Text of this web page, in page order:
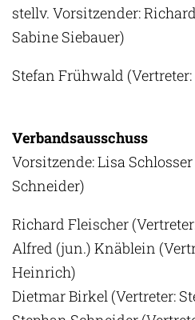
stellv. Vorsitzender:
Sabine Siebauer)
Stefan Frühwald
Verbandsausschuss
Vorsitzende: Lisa
Schneider)
Richard Fleischer
Alfred (jun.) Knäblein
Heinrich)
Dietmar Birkel (Vertreter: